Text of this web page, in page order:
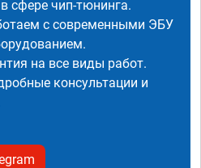
сфере чип-тюнинга.
с современными ЭБУ
на все виды работ.
консультации и